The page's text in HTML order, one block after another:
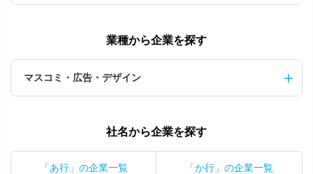
業種から企業を探す
マスコミ・広告・デザイン
社名から企業を探す
「あ行」の企業一覧 「か行」の企業一覧